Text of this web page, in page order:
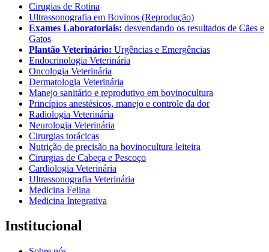
Cirugias de Rotina
Ultrassonografia em Bovinos (Reprodução)
Exames Laboratoriais: desvendando os resultados de Cães e
Gatos
Plantão Veterinário: Urgências e Emergências
Endocrinologia Veterinária
Oncologia Veterinária
Dermatologia Veterinária
Manejo sanitário e reprodutivo em bovinocultura
Princípios anestésicos, manejo e controle da dor
Radiologia Veterinária
Neurologia Veterinária
Cirurgias torácicas
Nutrição de precisão na bovinocultura leiteira
Cirurgias de Cabeça e Pescoço
Cardiologia Veterinária
Ultrassonografia Veterinária
Medicina Felina
Medicina Integrativa
Institucional